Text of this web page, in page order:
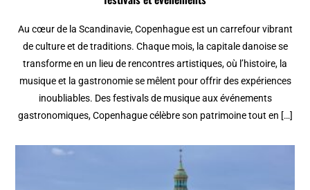
Au cœur de la Scandinavie, Copenhague est un carrefour vibrant
de culture et de traditions. Chaque mois, la capitale danoise se
transforme en un lieu de rencontres artistiques, où l’histoire, la
musique et la gastronomie se mêlent pour offrir des expériences
inoubliables. Des festivals de musique aux événements
gastronomiques, Copenhague célèbre son patrimoine tout en […]